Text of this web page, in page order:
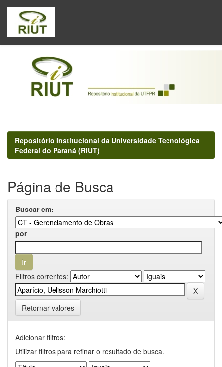
Skip
navigation
Repositório Institucional da Universidade Tecnológica
Federal do Paraná (RIUT)
Página de Busca
Buscar em:
por
Filtros correntes:
Retornar valores
Adicionar filtros:
Utilizar filtros para refinar o resultado de busca.